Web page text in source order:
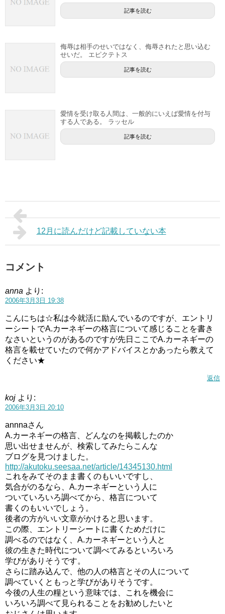
記事を読む
侮辱は相手のせいではなく、侮辱されたと思い込む
せいだ。 エピクテトス
記事を読む
愛情を受け取る人間は、一般的にいえば愛情を付与
する人である。 ラッセル
記事を読む
12月に読んだけど記載していない本
コメント
anna より:
2006年3月3日 19:38
こんにちは☆私は今就活に励んでいるのですが、エントリ
ーシートでA.カーネギーの格言について感じることを書き
なさいというのがあるのですが先日ここでA.カーネギーの
格言を載せていたので何かアドバイスとかあったら教えて
ください★
返信
koj より:
2006年3月3日 20:10
annnaさん
A.カーネギーの格言、どんなのを掲載したのか
思い出せませんが、検索してみたらこんな
ブログを見つけました。
http://akutoku.seesaa.net/article/14345130.html
これをみてそのまま書くのもいいですし、
気合がのるなら、A.カーネギーという人に
ついていろいろ調べてから、格言について
書くのもいいでしょう。
後者の方がいい文章がかけると思います。
この際、エントリーシートに書くためだけに
調べるのではなく、A.カーネギーという人と
彼の生きた時代について調べてみるといろいろ
学びがありそうです。
さらに踏み込んで、他の人の格言とその人について
調べていくともっと学びがありそうです。
今後の人生の糧という意味では、これを機会に
いろいろ調べて見られることをお勧めしたいと